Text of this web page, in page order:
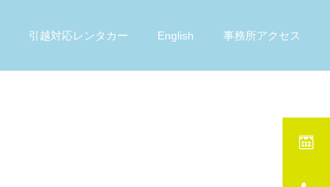
引越対応レンタカー English 事務所アクセス